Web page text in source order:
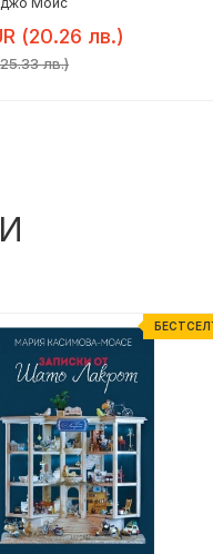
(20.26 лв.)
лв.)